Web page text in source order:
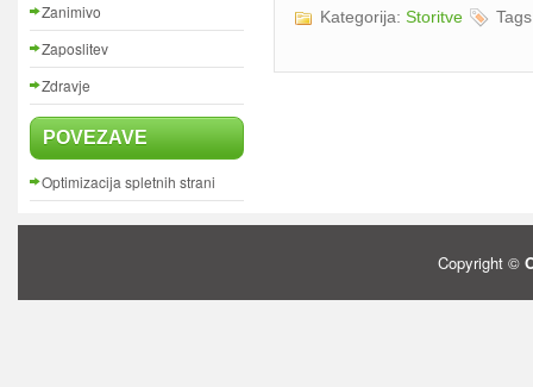
Zanimivo
Zaposlitev
Zdravje
POVEZAVE
Optimizacija spletnih strani
Kategorija: Storitve
Copyright ©